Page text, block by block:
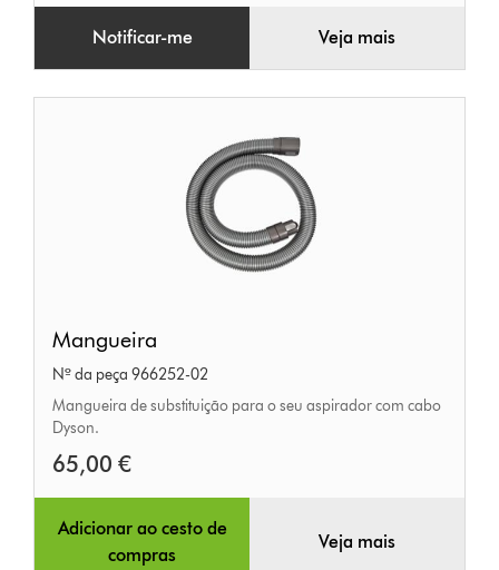
Notificar-me Veja mais
Mangueira
Nº da peça 966252-02
Mangueira de substituição para o seu aspirador com cabo
Dyson.
65,00 €
Adicionar ao cesto de
compras
Veja mais